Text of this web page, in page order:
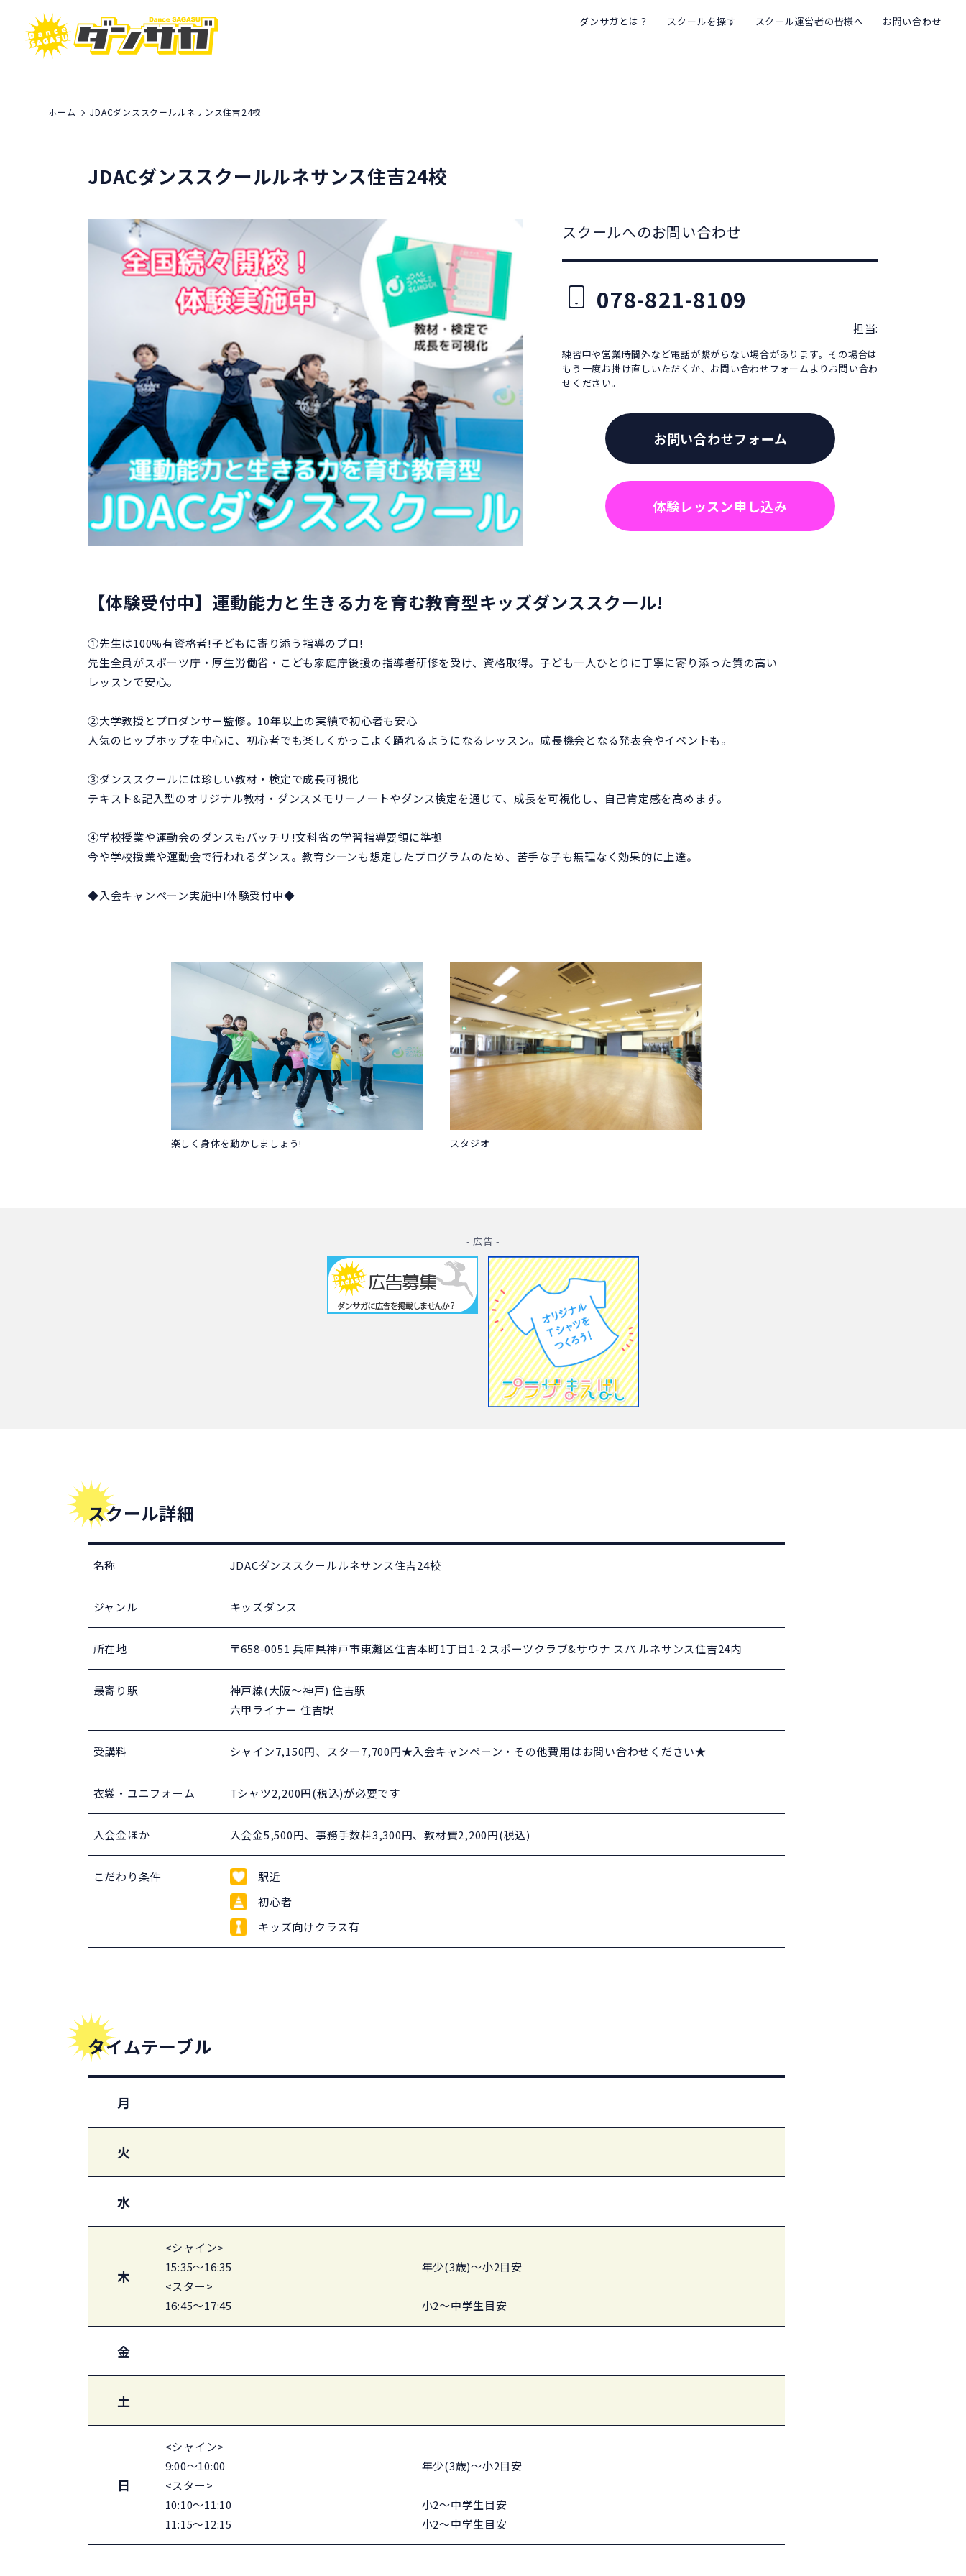
ダンサガとは？ スクールを探す スクール運営者の皆様へ お問い合わせ
ホーム JDACダンススクールルネサンス住吉24校
JDACダンススクールルネサンス住吉24校
スクールへのお問い合わせ
078-821-8109
担当:
練習中や営業時間外など電話が繋がらない場合があります。その場合は
もう一度お掛け直しいただくか、お問い合わせフォームよりお問い合わ
せください。
お問い合わせフォーム
体験レッスン申し込み
【体験受付中】運動能力と生きる力を育む教育型キッズダンススクール!
①先生は100%有資格者!子どもに寄り添う指導のプロ!
先生全員がスポーツ庁・厚生労働省・こども家庭庁後援の指導者研修を受け、資格取得。子ども一人ひとりに丁寧に寄り添った質の高い
レッスンで安心。
②大学教授とプロダンサー監修。10年以上の実績で初心者も安心
人気のヒップホップを中心に、初心者でも楽しくかっこよく踊れるようになるレッスン。成長機会となる発表会やイベントも。
③ダンススクールには珍しい教材・検定で成長可視化
テキスト&記入型のオリジナル教材・ダンスメモリーノートやダンス検定を通じて、成長を可視化し、自己肯定感を高めます。
④学校授業や運動会のダンスもバッチリ!文科省の学習指導要領に準拠
今や学校授業や運動会で行われるダンス。教育シーンも想定したプログラムのため、苦手な子も無理なく効果的に上達。
◆入会キャンペーン実施中!体験受付中◆
楽しく身体を動かしましょう! スタジオ
- 広告 -
スクール詳細
名称 JDACダンススクールルネサンス住吉24校
ジャンル キッズダンス
所在地 〒658-0051 兵庫県神戸市東灘区住吉本町1丁目1-2 スポーツクラブ&サウナ スパ ルネサンス住吉24内
最寄り駅
神戸線(大阪～神戸) 住吉駅
六甲ライナー 住吉駅
受講料 シャイン7,150円、スター7,700円★入会キャンペーン・その他費用はお問い合わせください★
衣裳・ユニフォーム Tシャツ2,200円(税込)が必要です
入会金ほか 入会金5,500円、事務手数料3,300円、教材費2,200円(税込)
こだわり条件
駅近
初心者
キッズ向けクラス有
タイムテーブル
月
火
水
木
<シャイン>
15:35～16:35
<スター>
16:45～17:45
年少(3歳)～小2目安
小2～中学生目安
金
土
日
<シャイン>
9:00～10:00
<スター>
10:10～11:10
11:15～12:15
年少(3歳)～小2目安
小2～中学生目安
小2～中学生目安